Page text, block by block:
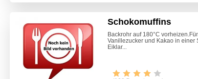
Schokomuffins
Backrohr auf 180°C
Vanillezucker und Kakao in einer
Eiklar...